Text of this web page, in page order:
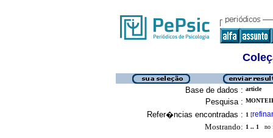
Base de dados : article
Pesquisa :
Refer�ncias encontradas : 1 [refinar
Mostrando: 1 .. 1 no